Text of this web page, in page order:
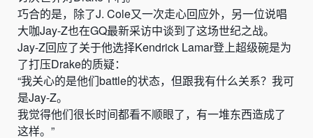
巧合的是，除了J. Cole又一次走心回应外，另一位说唱
大咖Jay-Z也在GQ最新采访中谈到了这场世纪之战。
Jay-Z回应了关于他选择Kendrick Lamar登上超级碗是为
了打压Drake的质疑：
“我关心的是他们battle的状态，但跟我有什么关系？我可
是Jay-Z。
我觉得他们很长时间都看不顺眼了，有一堆东西造成了
这样。”